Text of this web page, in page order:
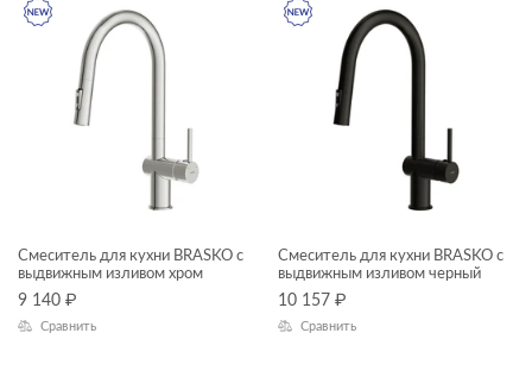
Смеситель для кухни BRASKO с
выдвижным изливом хром
9 140 ₽
Сравнить
Смеситель для кухни BRASKO с
выдвижным изливом черный
10 157 ₽
Сравнить